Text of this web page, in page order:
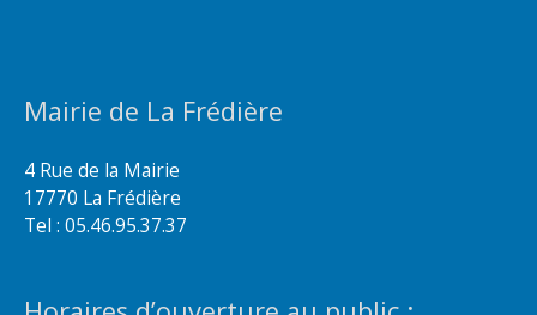
Mairie de La Frédière
4 Rue de la Mairie
17770 La Frédière
Tel : 05.46.95.37.37